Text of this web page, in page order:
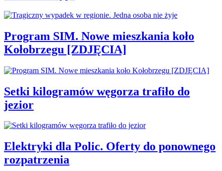
Program SIM. Nowe mieszkania koło
Kołobrzegu [ZDJĘCIA]
Setki kilogramów węgorza trafiło do
jezior
Elektryki dla Polic. Oferty do ponownego
rozpatrzenia